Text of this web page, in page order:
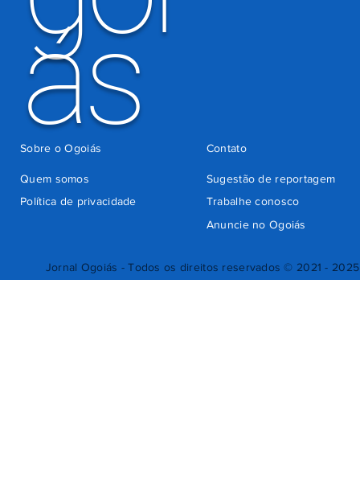
Jornal Ogoiás - Todos os direitos reservados © 2021 - 2025
ás
Quem somos
Sugestão de reportagem
Trabalhe conosco
Política de privacidade
Anuncie no Ogoiás
Contato
Sobre o Ogoiás